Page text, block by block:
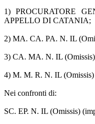
1) PROCURATORE
APPELLO DI CATANIA;
2) MA. CA. PA. N. IL
3) CA. MA. N. IL
4) M. M. R. N. IL (Omissis)
Nei confronti di:
SC. EP. N. IL (Omissis)